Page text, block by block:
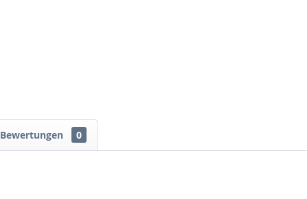
Bewertungen 0